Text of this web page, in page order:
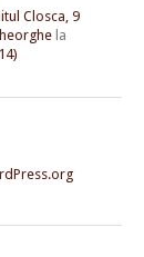
Closca, 9
la